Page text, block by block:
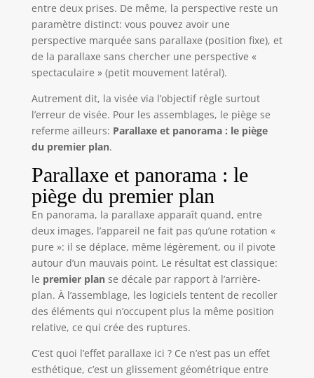
entre deux prises. De même, la perspective reste un
paramètre distinct: vous pouvez avoir une
perspective marquée sans parallaxe (position fixe), et
de la parallaxe sans chercher une perspective «
spectaculaire » (petit mouvement latéral).
Autrement dit, la visée via l’objectif règle surtout
l’erreur de visée. Pour les assemblages, le piège se
referme ailleurs: Parallaxe et panorama : le piège
du premier plan.
Parallaxe et panorama : le
piège du premier plan
En panorama, la parallaxe apparaît quand, entre
deux images, l’appareil ne fait pas qu’une rotation «
pure »: il se déplace, même légèrement, ou il pivote
autour d’un mauvais point. Le résultat est classique:
le premier plan se décale par rapport à l’arrière-
plan. À l’assemblage, les logiciels tentent de recoller
des éléments qui n’occupent plus la même position
relative, ce qui crée des ruptures.
C’est quoi l’effet parallaxe ici ? Ce n’est pas un effet
esthétique, c’est un glissement géométrique entre